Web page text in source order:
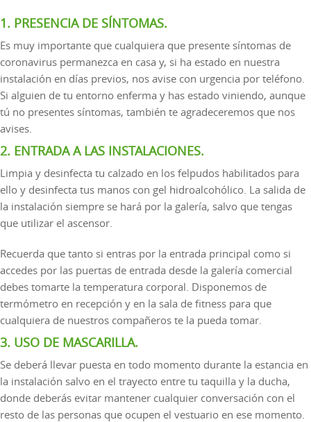
1. PRESENCIA DE SÍNTOMAS.
Es muy importante que cualquiera que presente síntomas de
coronavirus permanezca en casa y, si ha estado en nuestra
instalación en días previos, nos avise con urgencia por teléfono.
Si alguien de tu entorno enferma y has estado viniendo, aunque
tú no presentes síntomas, también te agradeceremos que nos
avises.
2. ENTRADA A LAS INSTALACIONES.
Limpia y desinfecta tu calzado en los felpudos habilitados para
ello y desinfecta tus manos con gel hidroalcohólico. La salida de
la instalación siempre se hará por la galería, salvo que tengas
que utilizar el ascensor.
Recuerda que tanto si entras por la entrada principal como si
accedes por las puertas de entrada desde la galería comercial
debes tomarte la temperatura corporal. Disponemos de
termómetro en recepción y en la sala de fitness para que
cualquiera de nuestros compañeros te la pueda tomar.
3. USO DE MASCARILLA.
Se deberá llevar puesta en todo momento durante la estancia en
la instalación salvo en el trayecto entre tu taquilla y la ducha,
donde deberás evitar mantener cualquier conversación con el
resto de las personas que ocupen el vestuario en ese momento.